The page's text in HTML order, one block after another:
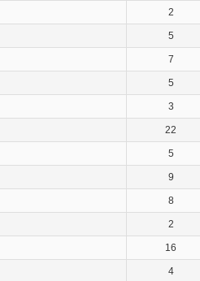
2
5
7
5
3
22
5
9
8
2
16
4